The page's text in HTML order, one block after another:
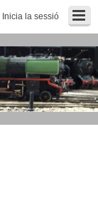
Inicia la sessió